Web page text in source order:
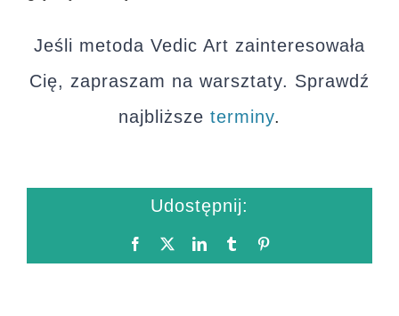
Jeśli metoda Vedic Art zainteresowała
Cię, zapraszam na warsztaty. Sprawdź
najbliższe terminy.
Udostępnij:
Facebook LinkedInTumblr